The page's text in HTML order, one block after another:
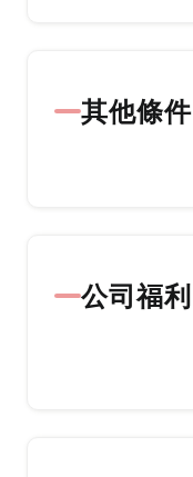
其他條件
公司福利